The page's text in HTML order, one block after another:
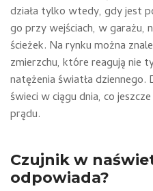
działa tylko wtedy, gdy jest
go przy wejściach, w garażu,
ścieżek. Na rynku można
zmierzchu, które reagują nie
natężenia światła dziennego.
świeci w ciągu dnia, co
prądu.
Czujnik w
odpowiada?